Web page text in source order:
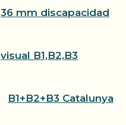
36 mm discapacidad
visual B1,B2,B3
B1+B2+B3 Catalunya